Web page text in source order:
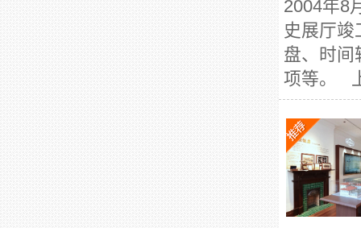
2004年8
史展厅竣
盘、时间
项等。